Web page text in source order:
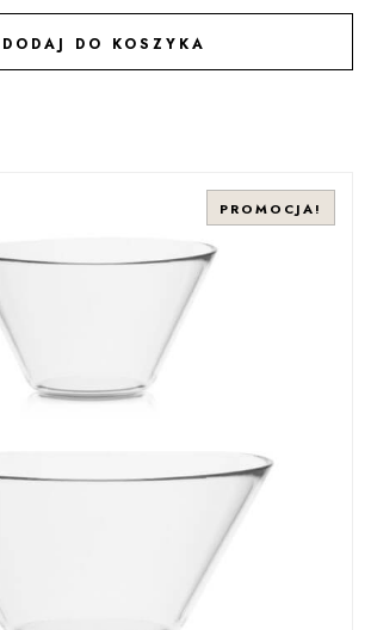
DODAJ DO KOSZYKA
DODAJ DO ULUBIONYCH
PROMOCJA!